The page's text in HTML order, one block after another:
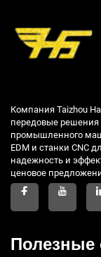
Компания Taizhou
передовые решения
промышленного
EDM и станки CNC
надежность и
ценовое
Полезные